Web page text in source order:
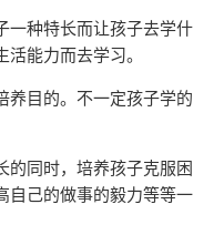
一种特长而让孩子去学什
能力而去学习。
养目的。不一定孩子学的
的同时，培养孩子克服困
自己的做事的毅力等等一